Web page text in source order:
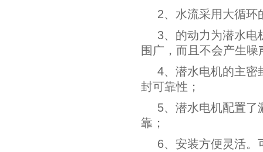
2、水流采用大循环
3、的动力为潜水电
围广，而且不会产生
4、潜水电机的主密
封可靠性；
5、潜水电机配置了
靠；
6、安装方便灵活。